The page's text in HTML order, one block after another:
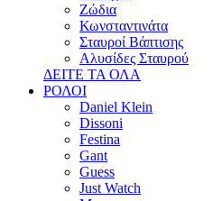
Ζώδια
Κωνσταντινάτα
Σταυροί Βάπτισης
Αλυσίδες Σταυρού
ΔΕΙΤΕ ΤΑ ΟΛΑ
ΡΟΛΟΙ
Daniel Klein
Dissoni
Festina
Gant
Guess
Just Watch